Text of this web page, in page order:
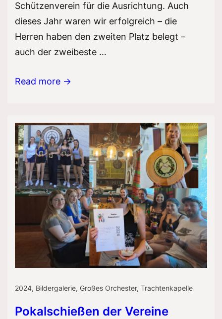
Schützenverein für die Ausrichtung. Auch
dieses Jahr waren wir erfolgreich – die
Herren haben den zweiten Platz belegt –
auch der zweibeste …
Pokalschießen
Read more →
2024, Bildergalerie, Großes Orchester, Trachtenkapelle
Pokalschießen der Vereine